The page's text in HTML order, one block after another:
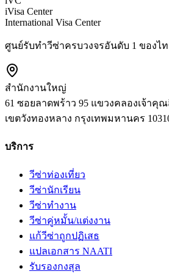
iVisa Center
International Visa Center
ศูนย์รับทำวีซ่าครบวงจรอันดับ 1 ของไทย
สำนักงานใหญ่
61 ซอยลาดพร้าว 95 แขวงคลองเจ้าคุ
เขตวังทองหลาง กรุงเทพมหานคร
บริการ
วีซ่าท่องเที่ยว
วีซ่านักเรียน
วีซ่าทำงาน
วีซ่าคู่หมั้น/แต่งงาน
แก้วีซ่าถูกปฏิเสธ
แปลเอกสาร NAATI
รับรองกงสุล